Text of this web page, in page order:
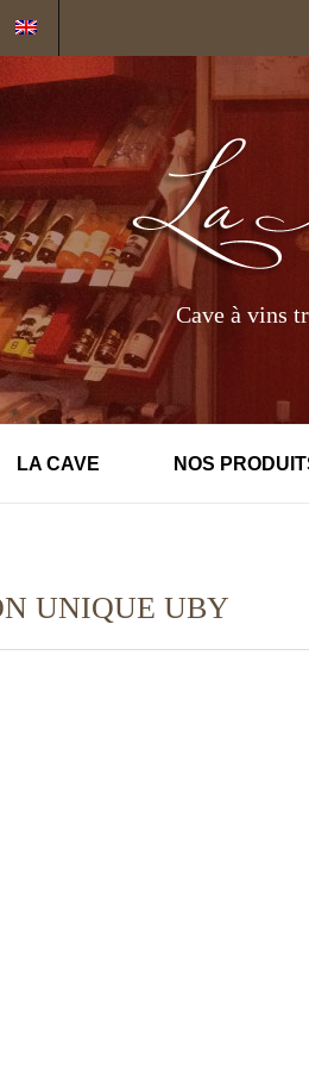
Cave à vins
LA CAVE NOS
UNIQUE UBY